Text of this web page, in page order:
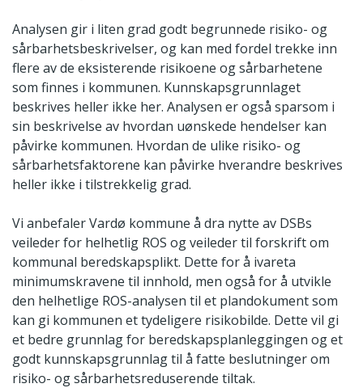
Analysen gir i liten grad godt begrunnede risiko- og
sårbarhetsbeskrivelser, og kan med fordel trekke inn
flere av de eksisterende risikoene og sårbarhetene
som finnes i kommunen. Kunnskapsgrunnlaget
beskrives heller ikke her. Analysen er også sparsom i
sin beskrivelse av hvordan uønskede hendelser kan
påvirke kommunen. Hvordan de ulike risiko- og
sårbarhetsfaktorene kan påvirke hverandre beskrives
heller ikke i tilstrekkelig grad.
Vi anbefaler Vardø kommune å dra nytte av DSBs
veileder for helhetlig ROS og veileder til forskrift om
kommunal beredskapsplikt. Dette for å ivareta
minimumskravene til innhold, men også for å utvikle
den helhetlige ROS-analysen til et plandokument som
kan gi kommunen et tydeligere risikobilde. Dette vil gi
et bedre grunnlag for beredskapsplanleggingen og et
godt kunnskapsgrunnlag til å fatte beslutninger om
risiko- og sårbarhetsreduserende tiltak.